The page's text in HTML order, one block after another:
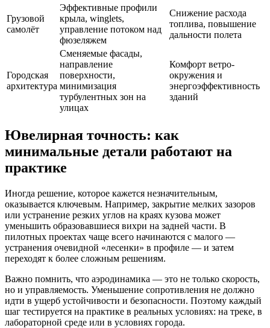
Грузовой
самолёт
Эффективные профили
крыла, winglets,
управление потоком над
фюзеляжем
Снижение расхода
топлива, повышение
дальности полета
Городская
архитектура
Сменяемые фасады,
направление
поверхности,
минимизация
турбулентных зон на
улицах
Комфорт ветро-
окружения и
энергоэффективность
зданий
Ювелирная точность: как
минимальные детали работают на
практике
Иногда решение, которое кажется незначительным,
оказывается ключевым. Например, закрытие мелких зазоров
или устранение резких углов на краях кузова может
уменьшить образовавшиеся вихри на задней части. В
пилотных проектах чаще всего начинаются с малого —
устранения очевидной «лесенки» в профиле — и затем
переходят к более сложным решениям.
Важно помнить, что аэродинамика — это не только скорость,
но и управляемость. Уменьшение сопротивления не должно
идти в ущерб устойчивости и безопасности. Поэтому каждый
шаг тестируется на практике в реальных условиях: на треке, в
лабораторной среде или в условиях города.